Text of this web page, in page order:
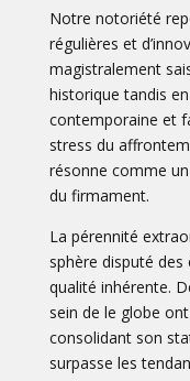
Notre notoriété
régulières et
magistralement
historique tandis
contemporaine et
stress du
résonne comme
du firmament.
La pérennité
sphère disputé
qualité inhérente.
sein de le globe
consolidant son
surpasse les